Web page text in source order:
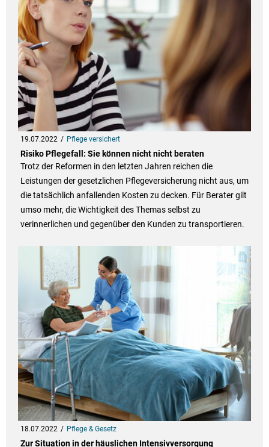
19.07.2022 Pflege versichert
Risiko Pflegefall: Sie können nicht nicht beraten
Trotz der Reformen in den letzten Jahren reichen die
Leistungen der gesetzlichen Pflegeversicherung nicht aus, um
die tatsächlich anfallenden Kosten zu decken. Für Berater gilt
umso mehr, die Wichtigkeit des Themas selbst zu
verinnerlichen und gegenüber den Kunden zu transportieren.
18.07.2022 Pflege & Gesetz
Zur Situation in der häuslichen Intensivversorgung